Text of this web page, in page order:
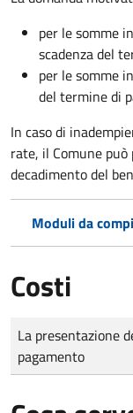
per le somme
scadenza del
per le somme
del termine di
In caso di
rate, il Comune
decadimentodel
Moduli da
Costi
Tipo di pagamento
Importo
La presentazione
pagamento